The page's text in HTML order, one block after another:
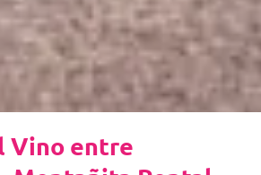
Vino entre